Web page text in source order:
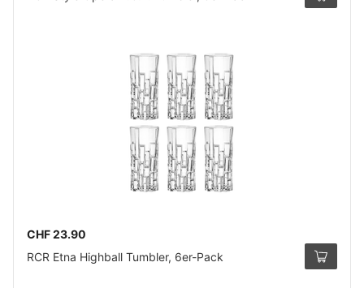
CHF 23.90
RCR Etna Highball Tumbler, 6er-Pack